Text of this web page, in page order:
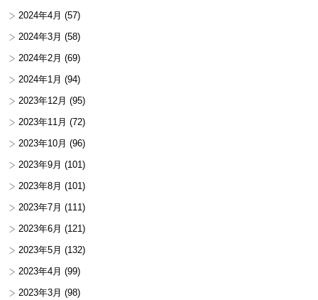
2024年4月 (57)
2024年3月 (58)
2024年2月 (69)
2024年1月 (94)
2023年12月 (95)
2023年11月 (72)
2023年10月 (96)
2023年9月 (101)
2023年8月 (101)
2023年7月 (111)
2023年6月 (121)
2023年5月 (132)
2023年4月 (99)
2023年3月 (98)